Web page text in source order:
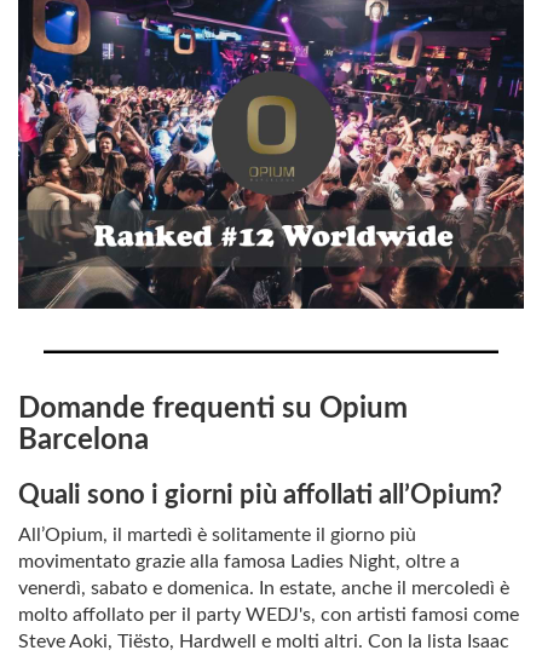
Domande frequenti su Opium
Barcelona
Quali sono i giorni più affollati all’Opium?
All’Opium, il martedì è solitamente il giorno più
movimentato grazie alla famosa Ladies Night, oltre a
venerdì, sabato e domenica. In estate, anche il mercoledì è
molto affollato per il party WEDJ's, con artisti famosi come
Steve Aoki, Tiësto, Hardwell e molti altri. Con la lista Isaac